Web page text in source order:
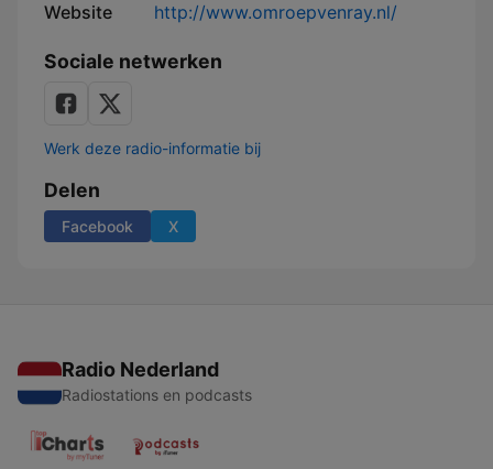
Website http://www.omroepvenray.nl/
Sociale netwerken
Werk deze radio-informatie bij
Delen
Facebook X
Radio Nederland
Radiostations en podcasts